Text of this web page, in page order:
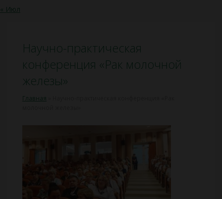
« Июл
Научно-практическая
конференция «Рак молочной
железы»
Главная